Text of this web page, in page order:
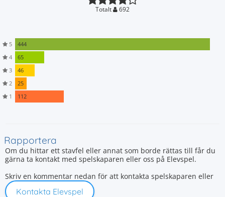
Totalt 692
5
444
4
65
3
46
2
25
1
112
Rapportera
Om du hittar ett stavfel eller annat som borde rättas till får du
gärna ta kontakt med spelskaparen eller oss på Elevspel.
Skriv en kommentar nedan för att kontakta spelskaparen eller
Kontakta Elevspel